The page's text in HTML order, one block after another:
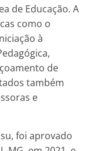
de Educação. A
como o
à
de
também
e
foi aprovado